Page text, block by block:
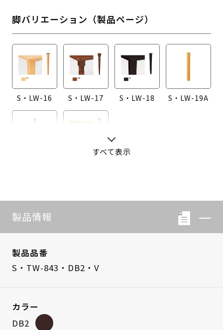
脚バリエーション（製品ページ）
S・LW-16 S・LW-17 S・LW-18 S・LW-19A
すべて表示
製品情報
製品品番
S・TW-843・DB2・V
カラー
DB2